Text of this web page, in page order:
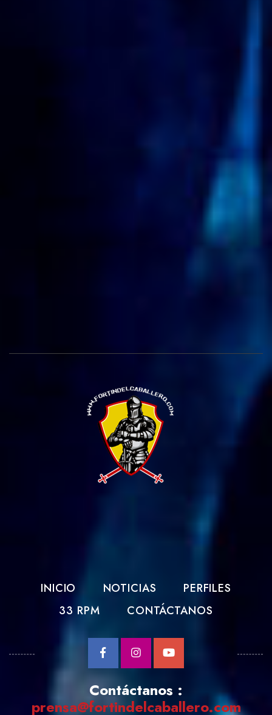
INICIO NOTICIAS
PERFILES
33 RPM
CONTÁCTANOS
Contáctanos :
prensa@fortindelcaballero.com